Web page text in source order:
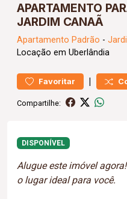
APARTAMENTO
JARDIM CANAÃ
Apartamento Padrão -
Locação em Uberlândia
Favoritar |
Compartilhe:
DISPONÍVEL
Alugue este imóvel
o lugar ideal para você.